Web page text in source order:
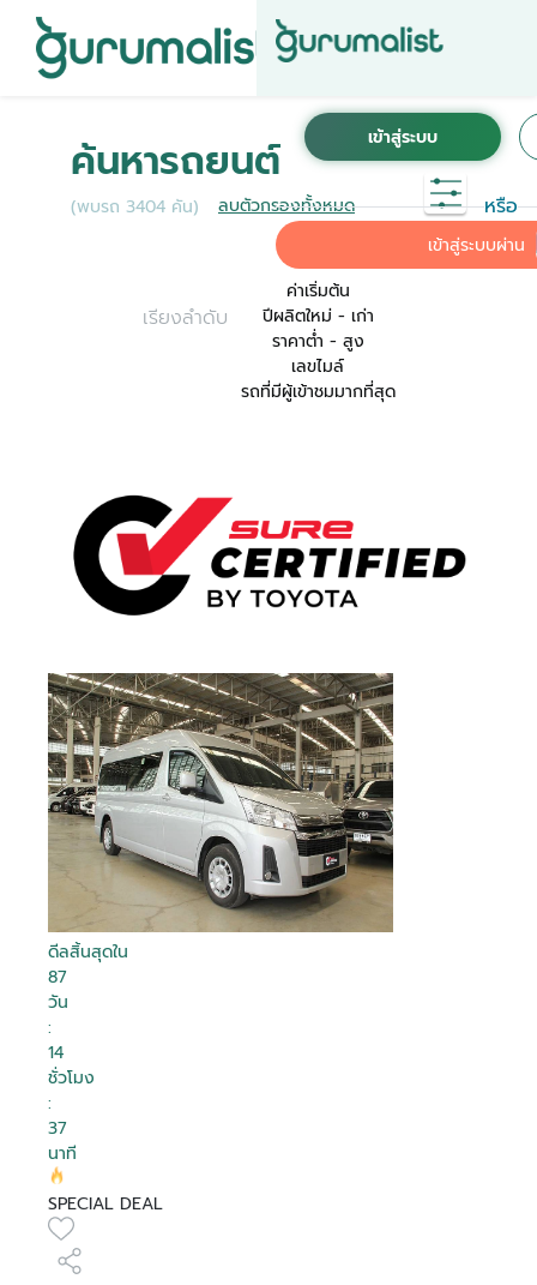
หรือ
เข้าสู่ระบบผ่าน
ค้นหารถยนต์
(พบรถ 3404 คัน) ลบตัวกรองทั้งหมด
เรียงลำดับ
ค่าเริ่มต้น
ปีผลิตใหม่ - เก่า
ราคาต่ำ - สูง
เลขไมล์
รถที่มีผู้เข้าชมมากที่สุด
ดีลสิ้นสุดใน
87
วัน
:
14
ชั่วโมง
:
37
นาที
SPECIAL DEAL
เพื่อการใช้งานที่สะดวกที่สุด ระบบจะทำการเชื่อม
ต่อบัญชีการใช้งาน KINTO ของคุณเข้ากับ
Gurumalist